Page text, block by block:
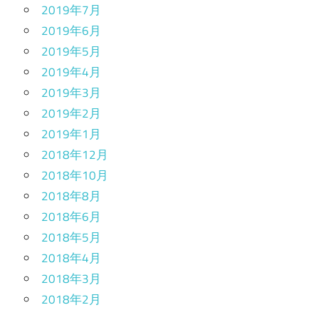
2019年7月
2019年6月
2019年5月
2019年4月
2019年3月
2019年2月
2019年1月
2018年12月
2018年10月
2018年8月
2018年6月
2018年5月
2018年4月
2018年3月
2018年2月